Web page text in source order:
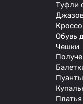
Туфли
Обувь
Чешки
Пуанты
Платья